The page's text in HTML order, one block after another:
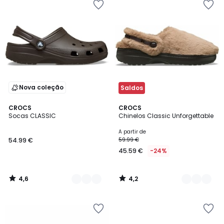
Nova coleção
CROCS
Socas CLASSIC
54.99 €
4,6
/ 5
2
Cores
4,6
/
Saldos
CROCS
Chinelos Classic Unforgettable
A partir de
59.99 €
45.59 € -24%
4,2
/ 5
2
Cores
4,2
/